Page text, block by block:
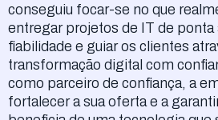
conseguiu focar-se no que
entregar projetos de IT de ponta
fiabilidade e guiar os clientes
transformação digital com
como parceiro de confiança, a
fortalecer a sua oferta e a